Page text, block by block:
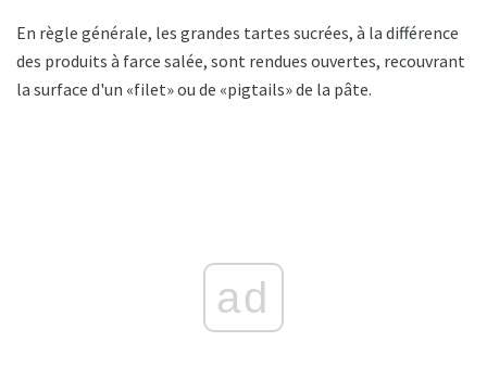
En règle générale, les grandes tartes sucrées, à la différence
des produits à farce salée, sont rendues ouvertes, recouvrant
la surface d'un «filet» ou de «pigtails» de la pâte.
ad